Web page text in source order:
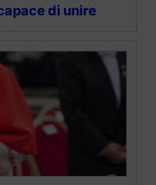
di unire